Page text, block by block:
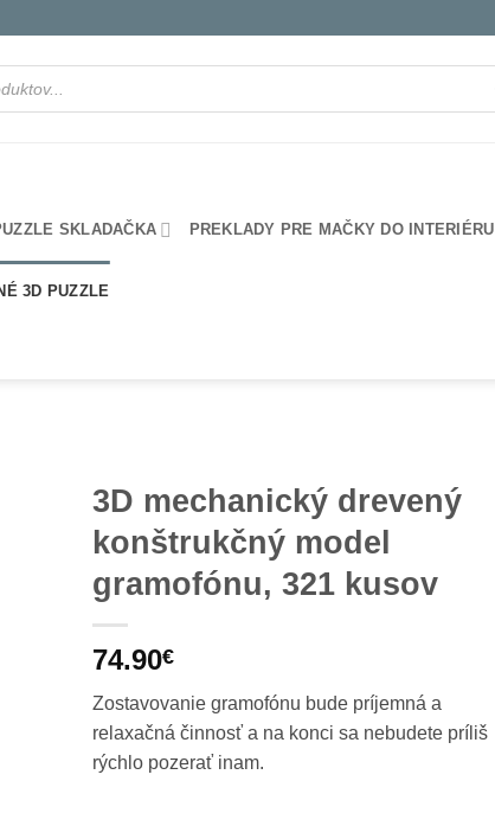
SKLADAČKA PREKLADY PRE MAČKY DO INTERIÉRU
3D PUZZLE
3D mechanický drevený
konštrukčný model
gramofónu, 321 kusov
74.90€
Zostavovanie gramofónu bude príjemná a
relaxačná činnosť a na konci sa nebudete príliš
rýchlo pozerať inam.